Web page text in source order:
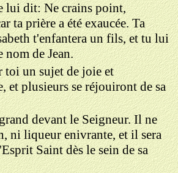
lui dit: Ne crains point,
ta prière a été exaucée. Ta
t'enfantera un fils, et tu lui
nom de Jean.
toi un sujet de joie et
et plusieurs se réjouiront de sa
devant le Seigneur. Il ne
ni liqueur enivrante, et il sera
Saint dès le sein de sa